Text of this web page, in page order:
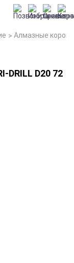
Алмазные
DRILL D20 72